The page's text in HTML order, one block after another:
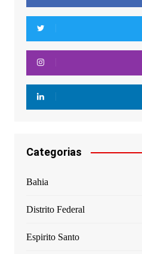
Categorias
Bahia
Distrito Federal
Espirito Santo